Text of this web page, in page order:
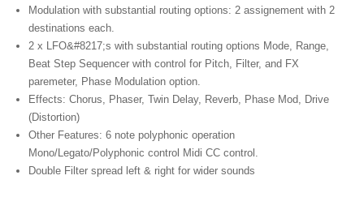
Modulation with substantial routing options: 2 assignement with 2
destinations each.
2 x LFO&#8217;s with substantial routing options Mode, Range,
Beat Step Sequencer with control for Pitch, Filter, and FX
paremeter, Phase Modulation option.
Effects: Chorus, Phaser, Twin Delay, Reverb, Phase Mod, Drive
(Distortion)
Other Features: 6 note polyphonic operation
Mono/Legato/Polyphonic control Midi CC control.
Double Filter spread left & right for wider sounds